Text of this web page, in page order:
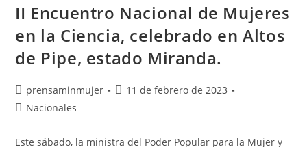
II Encuentro Nacional de Mujeres
en la Ciencia, celebrado en Altos
de Pipe, estado Miranda.
prensaminmujer
11 de febrero de 2023
Nacionales
Este sábado, la ministra del Poder Popular para la Mujer y